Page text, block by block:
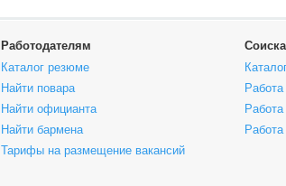
Работодателям
Каталог резюме
Найти повара
Найти официанта
Найти бармена
Тарифы на размещение вакансий